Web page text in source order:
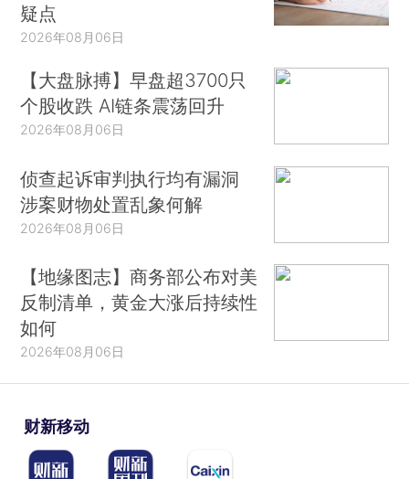
疑点
2026年08月06日
【大盘脉搏】早盘超3700只
个股收跌 AI链条震荡回升
2026年08月06日
侦查起诉审判执行均有漏洞
涉案财物处置乱象何解
2026年08月06日
【地缘图志】商务部公布对美
反制清单，黄金大涨后持续性
如何
2026年08月06日
财新移动